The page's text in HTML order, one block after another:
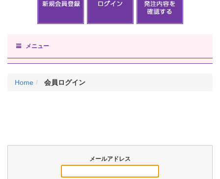
メニュー
Home 会員ログイン
メールアドレス